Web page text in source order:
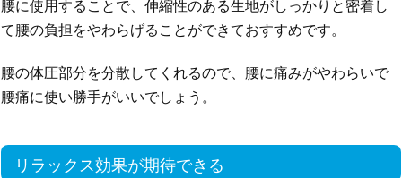
腰に使用することで、伸縮性のある生地がしっかりと密着し
て腰の負担をやわらげることができておすすめです。
腰の体圧部分を分散してくれるので、腰に痛みがやわらいで
腰痛に使い勝手がいいでしょう。
リラックス効果が期待できる